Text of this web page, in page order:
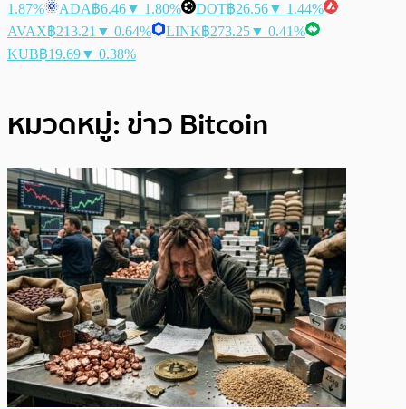
1.87%
ADA฿6.46▼ 1.80% DOT฿26.56▼ 1.44%
AVAX฿213.21 ▼ 0.64% LINK฿273.25▼ 0.41%
KUB฿19.69▼ 0.38%
หมวดหมู่: ข่าว Bitcoin